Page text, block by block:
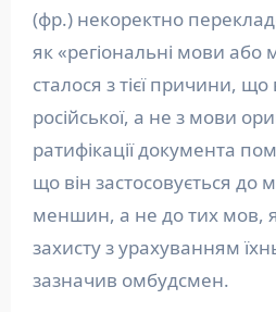
(фр.) некоректно
як «регіональні мови
сталося з тієї причини,
російської, а не з мови
ратифікації документа
що він застосовується до
меншин, а не до тих мов,
захисту з урахуванням
зазначив омбудсмен.